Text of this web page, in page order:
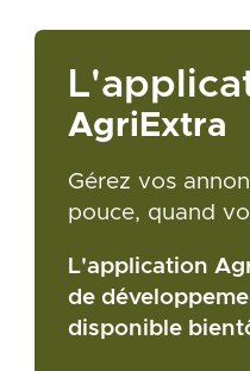
AgriExtra
Gérez vos
pouce, quand
L'application
de
disponible